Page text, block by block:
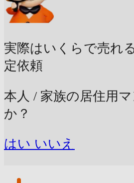
実際はいくらで売れ
定依頼
本人 / 家族の居住用
か？
はい いいえ